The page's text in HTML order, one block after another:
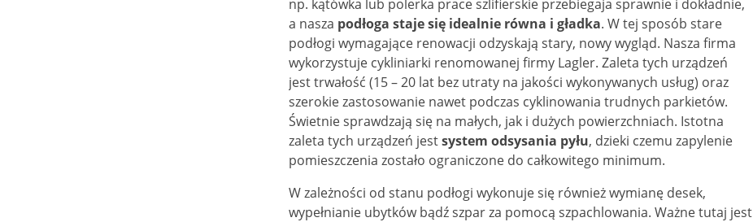
np. kątówka lub polerka prace szlifierskie przebiegaja sprawnie i dokładnie,
a nasza podłoga staje się idealnie równa i gładka. W tej sposób stare
podłogi wymagające renowacji odzyskają stary, nowy wygląd. Nasza firma
wykorzystuje cykliniarki renomowanej firmy Lagler. Zaleta tych urządzeń
jest trwałość (15 – 20 lat bez utraty na jakości wykonywanych usług) oraz
szerokie zastosowanie nawet podczas cyklinowania trudnych parkietów.
Świetnie sprawdzają się na małych, jak i dużych powierzchniach. Istotna
zaleta tych urządzeń jestsystem odsysania pyłu, dzieki czemu zapylenie
pomieszczenia zostało ograniczone do całkowitego minimum.
W zależności od stanu podłogi wykonuje się również wymianę desek,
wypełnianie ubytków bądź szpar za pomocą szpachlowania. Ważne tutaj jest